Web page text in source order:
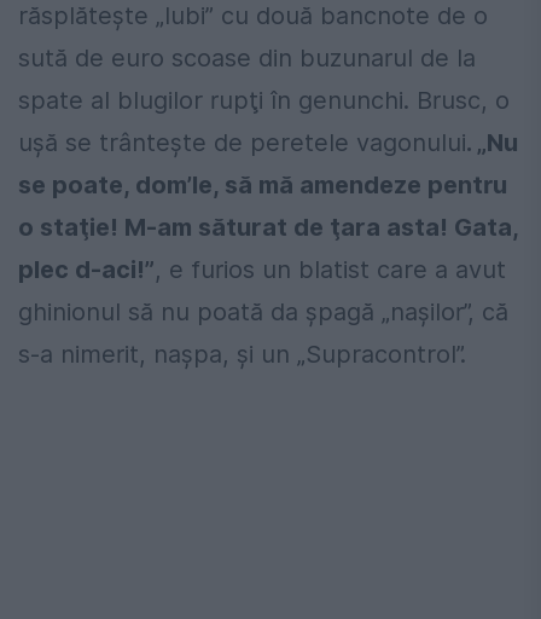
răsplătește „Iubi” cu două bancnote de o
sută de euro scoase din buzunarul de la
spate al blugilor rupţi în genunchi. Brusc, o
ușă se trântește de peretele vagonului. „Nu
se poate, dom’le, să mă amendeze pentru
o staţie! M-am săturat de ţara asta! Gata,
plec d-aci!”, e furios un blatist care a avut
ghinionul să nu poată da șpagă „nașilor”, că
s-a nimerit, nașpa, și un „Supracontrol”.